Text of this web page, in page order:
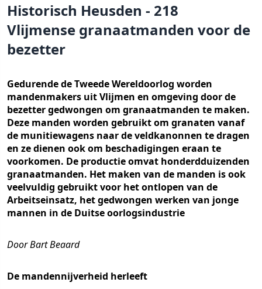
Historisch Heusden - 218
Vlijmense granaatmanden voor de
bezetter
Gedurende de Tweede Wereldoorlog worden
mandenmakers uit Vlijmen en omgeving door de
bezetter gedwongen om granaatmanden te maken.
Deze manden worden gebruikt om granaten vanaf
de munitiewagens naar de veldkanonnen te dragen
en ze dienen ook om beschadigingen eraan te
voorkomen. De productie omvat honderdduizenden
granaatmanden. Het maken van de manden is ook
veelvuldig gebruikt voor het ontlopen van de
Arbeitseinsatz, het gedwongen werken van jonge
mannen in de Duitse oorlogsindustrie
Door Bart Beaard
De mandennijverheid herleeft